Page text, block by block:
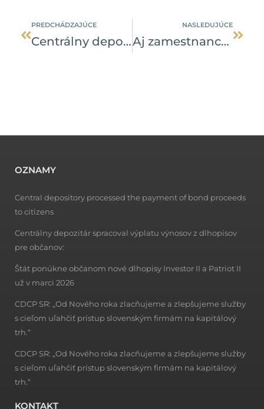
PREDCHÁDZAJÚCE
Centrálny depozitár upozorňuje na podvodné faktúry
NASLEDUJÚCE
Aj zamestnancom CDCP záleží na okolí
OZNAMY
Central depository processed the payment of bond proceeds
to citizens
Centrálny depozitár spracoval výplatu výnosov z dlhopisov
pre občanov:
Štát ponúkne občanom nové dlhopisy Investor II a Patriot II
už v marci 2026
CDCP SR: „Od Nového roka zlacňujeme a zlepšujeme služby
s cieľom uľahčiť prístup slovenským firmám na kapitálový
trh.“
CDCP SR: „Od Nového roka zlacňujeme a zlepšujeme služby
s cieľom uľahčiť prístup slovenským firmám na kapitálový
trh.“
KONTAKT